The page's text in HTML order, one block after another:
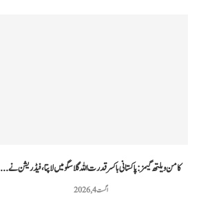
کامن ویلتھ گیمز: پاکستانی باکسر قدرت اللہ گلاسگو میں لاپتا، فیڈریشن نے...
اگست 4, 2026